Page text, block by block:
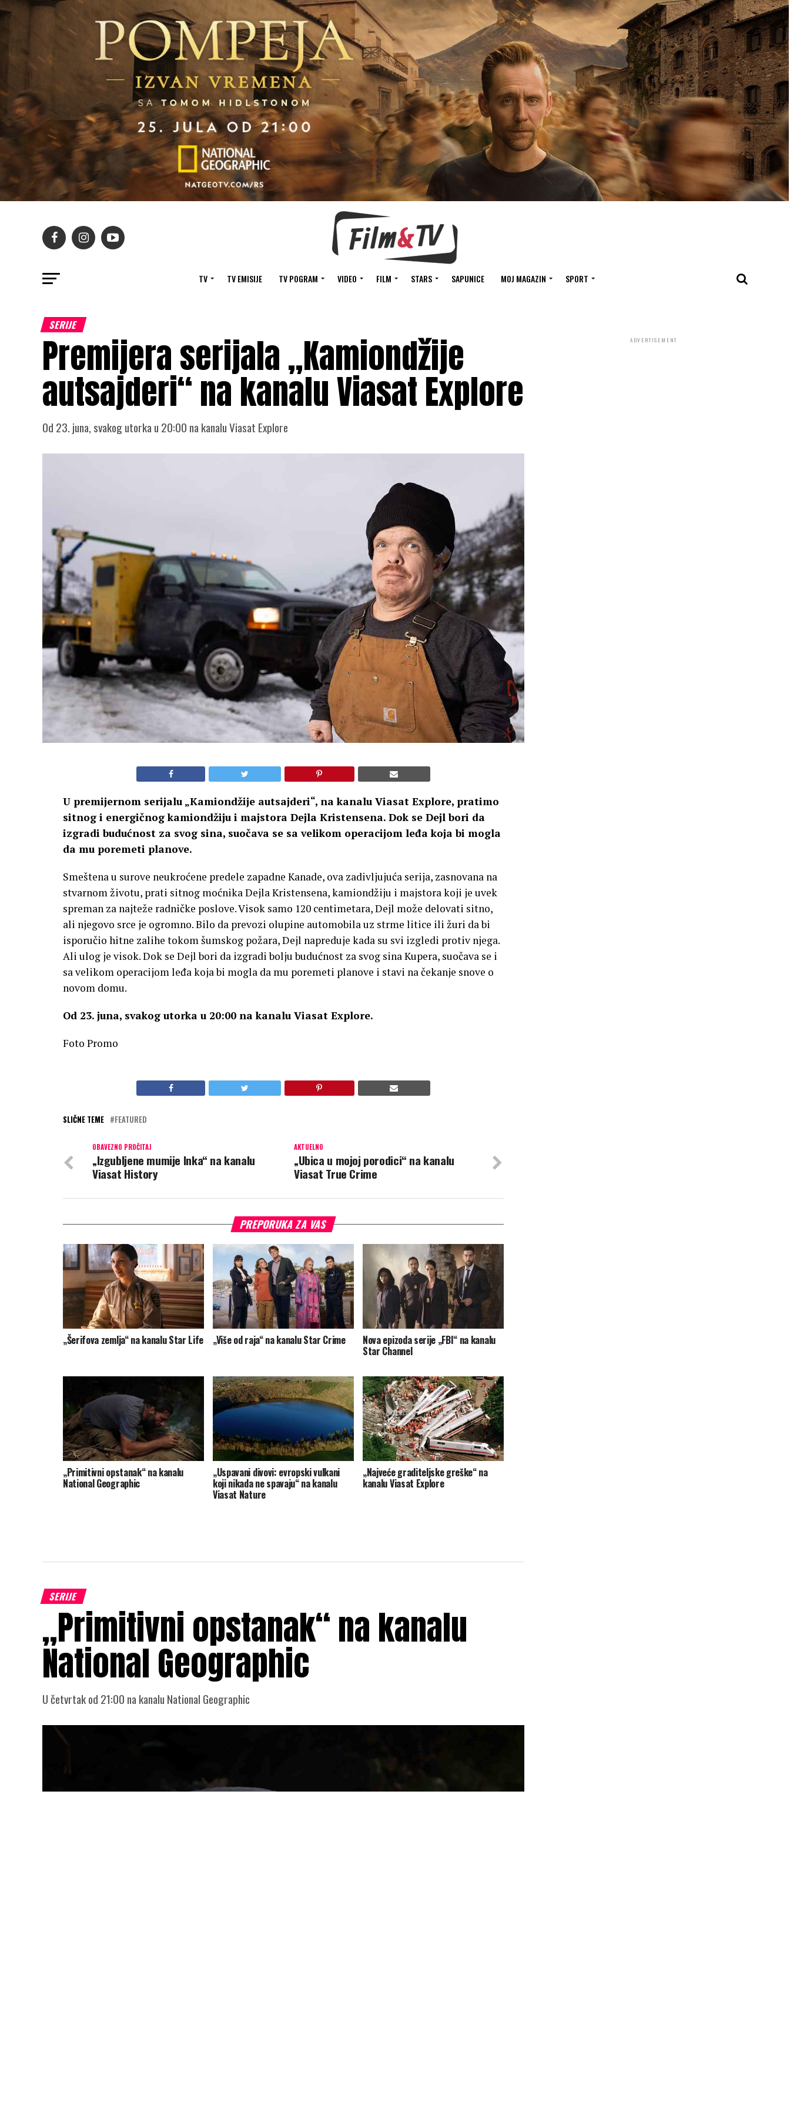
TV TV EMISIJE TV POGRAM VIDEO FILM STARS SAPUNICE MOJ MAGAZIN SPORT
SERIJE
Premijera serijala „Kamiondžije
autsajderi“ na kanalu Viasat Explore
Od 23. juna, svakog utorka u 20:00 na kanalu Viasat Explore
U premijernom serijalu „Kamiondžije autsajderi“, na kanalu Viasat Explore, pratimo
sitnog i energičnog kamiondžiju i majstora Dejla Kristensena. Dok se Dejl bori da
izgradi budućnost za svog sina, suočava se sa velikom operacijom leđa koja bi mogla
da mu poremeti planove.
Smeštena u surove neukroćene predele zapadne Kanade, ova zadivljujuća serija, zasnovana na
stvarnom životu, prati sitnog moćnika Dejla Kristensena, kamiondžiju i majstora koji je uvek
spreman za najteže radničke poslove. Visok samo 120 centimetara, Dejl može delovati sitno,
ali njegovo srce je ogromno. Bilo da prevozi olupine automobila uz strme litice ili žuri da bi
isporučio hitne zalihe tokom šumskog požara, Dejl napreduje kada su svi izgledi protiv njega.
Ali ulog je visok. Dok se Dejl bori da izgradi bolju budućnost za svog sina Kupera, suočava se i
sa velikom operacijom leđa koja bi mogla da mu poremeti planove i stavi na čekanje snove o
novom domu.
Od 23. juna, svakog utorka u 20:00 na kanalu Viasat Explore.
Foto Promo
SLIČNE TEME FEATURED
AKTUELNO
„Ubica u mojoj porodici“ na kanalu
Viasat True Crime
OBAVEZNO PROČITAJ
„Izgubljene mumije Inka“ na kanalu
Viasat History
PREPORUKA ZA VAS
„Šerifova zemlja“ na kanalu Star Life „Više od raja“ na kanalu Star Crime Nova epizoda serije „FBI“ na kanalu
Star Channel
„Primitivni opstanak“ na kanalu
National Geographic
„Uspavani divovi: evropski vulkani
koji nikada ne spavaju“ na kanalu
Viasat Nature
„Najveće graditeljske greške“ na
kanalu Viasat Explore
SERIJE
„Primitivni opstanak“ na kanalu
National Geographic
U četvrtak od 21:00 na kanalu National Geographic
ADVERTISEMENT